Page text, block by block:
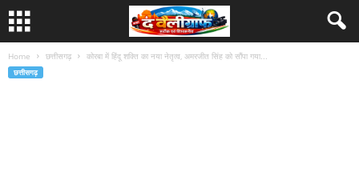
Home छत्तीसगढ़ कोरबा में हिंदू शक्ति का नया नेतृत्व, अमरजीत सिंह को सौंपा गया...
छत्तीसगढ़